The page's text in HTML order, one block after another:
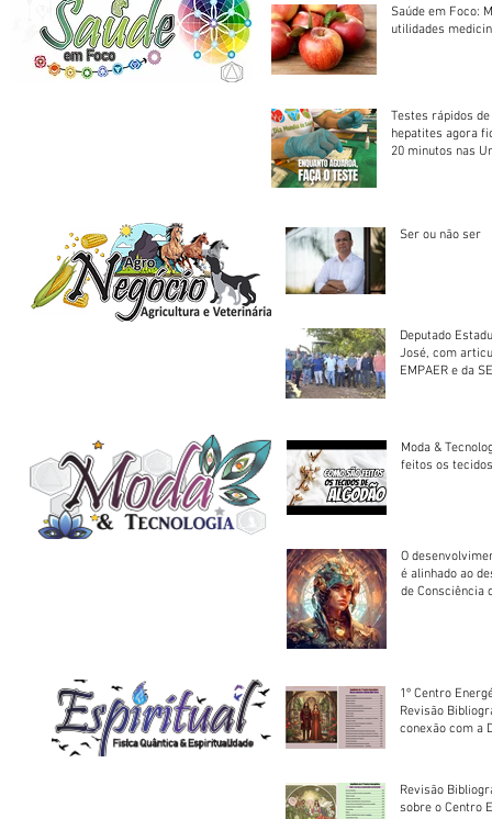
Saúde em Foco:
utilidades
Testes rápidos
hepatites agora
20 minutos nas
Ser ou não ser
Deputado
José, com
EMPAER e da
Moda &
feitos os
O
é alinhado ao
de Consciência
1º Centro
Revisão
conexão com a
Revisão
sobre o Centro